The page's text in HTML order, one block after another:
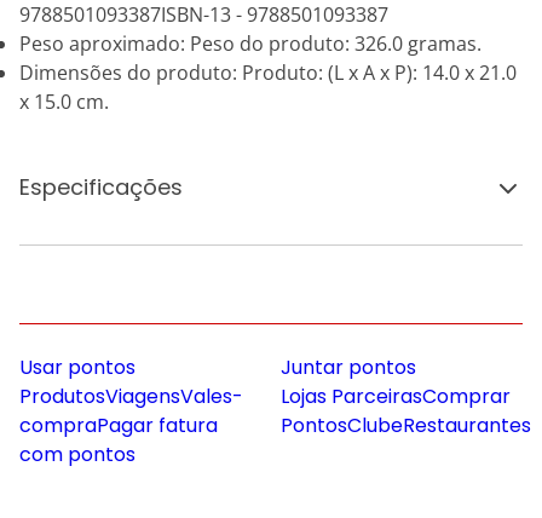
9788501093387ISBN-13 - 9788501093387
Peso aproximado: Peso do produto: 326.0 gramas.
Dimensões do produto: Produto: (L x A x P): 14.0 x 21.0
x 15.0 cm.
Especificações
Usar pontos
ProdutosViagensVales-
compraPagar fatura
com pontos
Juntar pontos
Lojas ParceirasComprar
PontosClubeRestaurantes